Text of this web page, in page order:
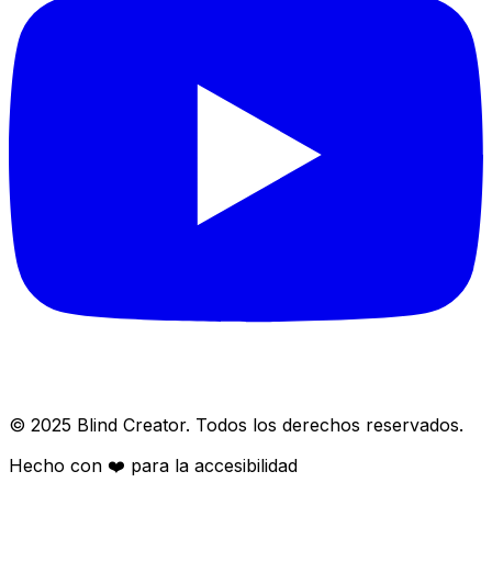
© 2025 Blind Creator. Todos los derechos reservados.
Hecho con ❤️ para la accesibilidad